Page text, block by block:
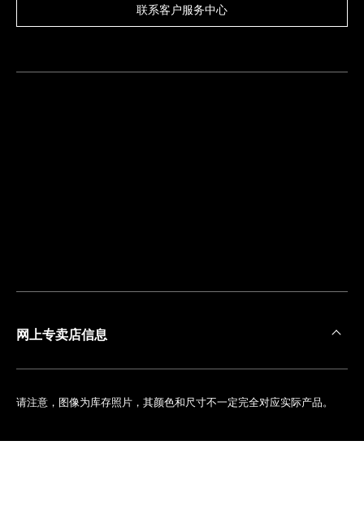
联系客户服务中心
网上专卖店信息
请注意，图像为库存照片，其颜色和尺寸不一定完全对应实际产品。